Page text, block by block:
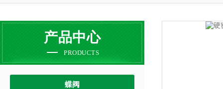
产品中心
PRODUCTS
蝶阀